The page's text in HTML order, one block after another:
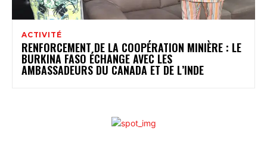
ACTIVITÉ
RENFORCEMENT DE LA COOPÉRATION MINIÈRE : LE
BURKINA FASO ÉCHANGE AVEC LES
AMBASSADEURS DU CANADA ET DE L’INDE